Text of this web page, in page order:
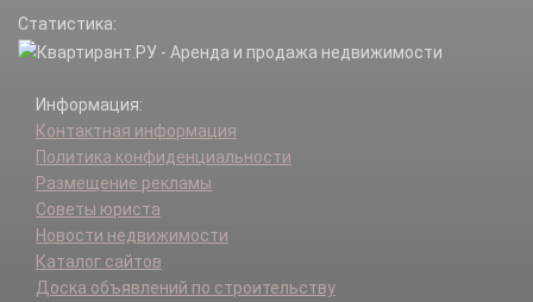
Статистика:
Информация:
Контактная информация
Политика конфиденциальности
Размещение рекламы
Советы юриста
Новости недвижимости
Каталог сайтов
Доска объявлений по строительству